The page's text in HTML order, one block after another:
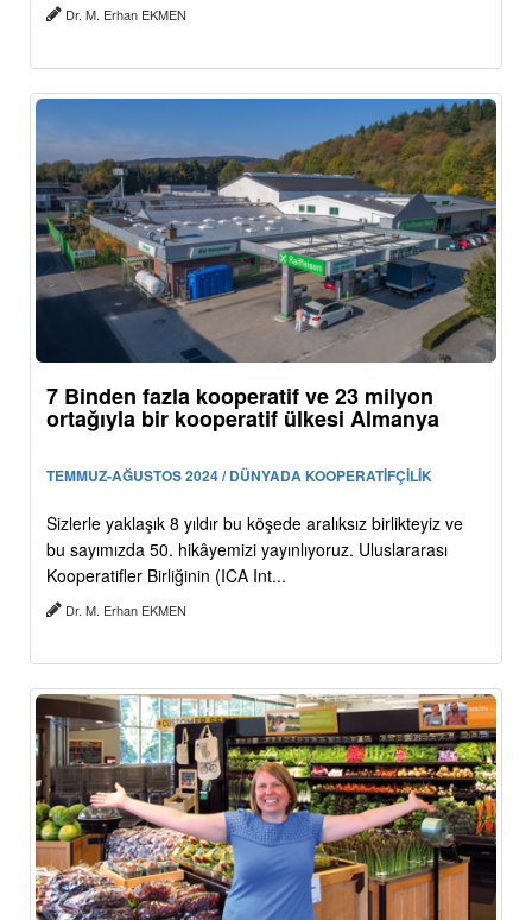
Dr. M. Erhan EKMEN
7 Binden fazla kooperatif ve 23 milyon
ortağıyla bir kooperatif ülkesi Almanya
TEMMUZ-AĞUSTOS 2024 / DÜNYADA KOOPERATİFÇİLİK
Sizlerle yaklaşık 8 yıldır bu köşede aralıksız birlikteyiz ve
bu sayımızda 50. hikâyemizi yayınlıyoruz. Uluslararası
Kooperatifler Birliğinin (ICA Int...
Dr. M. Erhan EKMEN